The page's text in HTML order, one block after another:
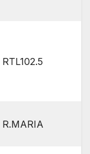
RTL102.5
R.MARIA